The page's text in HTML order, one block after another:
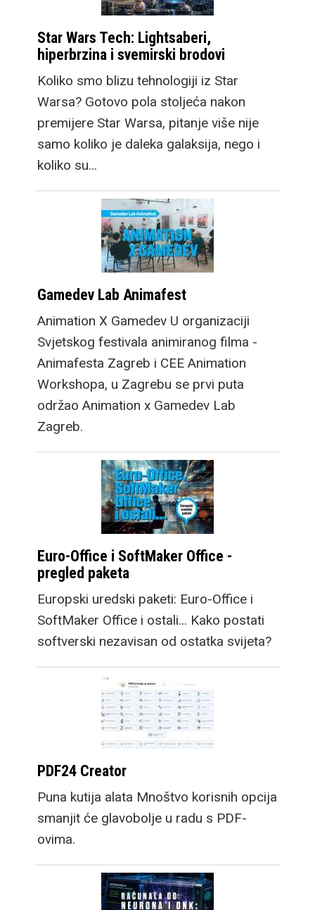
Star Wars Tech: Lightsaberi,
hiperbrzina i svemirski brodovi
Koliko smo blizu tehnologiji iz Star
Warsa? Gotovo pola stoljeća nakon
premijere Star Warsa, pitanje više nije
samo koliko je daleka galaksija, nego i
koliko su…
Gamedev Lab Animafest
Animation X Gamedev U organizaciji
Svjetskog festivala animiranog filma -
Animafesta Zagreb i CEE Animation
Workshopa, u Zagrebu se prvi puta
održao Animation x Gamedev Lab
Zagreb.
Euro-Office i SoftMaker Office -
pregled paketa
Europski uredski paketi: Euro-Office i
SoftMaker Office i ostali... Kako postati
softverski nezavisan od ostatka svijeta?
PDF24 Creator
Puna kutija alata Mnoštvo korisnih opcija
smanjit će glavobolje u radu s PDF-
ovima.